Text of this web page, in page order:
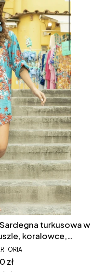
turkusowa w
krótka, boki
FC076
zł